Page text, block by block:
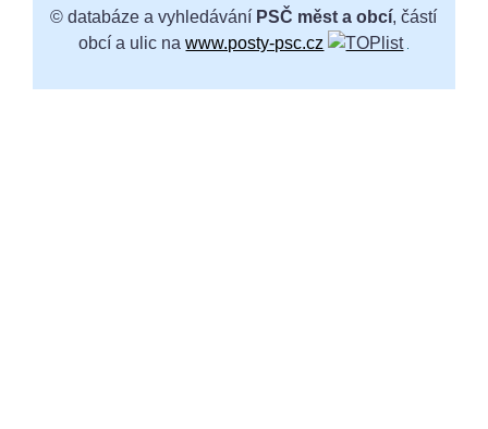
© databáze a vyhledávání PSČ měst a obcí, částí
obcí a ulic nawww.posty-psc.cz